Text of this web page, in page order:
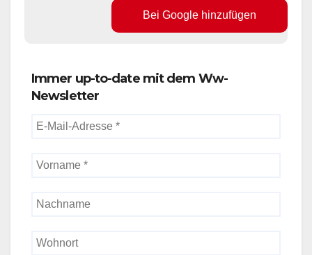
Bei Google hinzufügen
Immer up-to-date mit dem Ww-
Newsletter